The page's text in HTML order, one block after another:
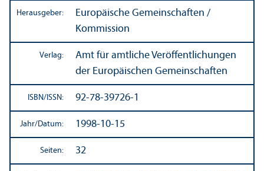
Herausgeber:
Europäische Gemeinschaften /
Kommission
Verlag:
Amt für amtliche Veröffentlichungen
der Europäischen Gemeinschaften
ISBN/ISSN: 92-78-39726-1
Jahr/Datum: 1998-10-15
Seiten: 32